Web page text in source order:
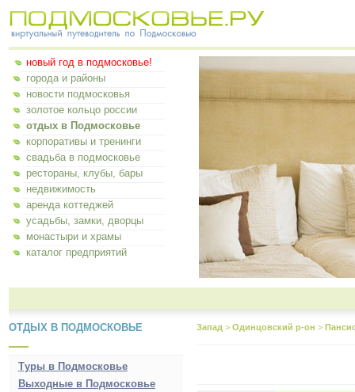
новый год в подмосковье!
города и районы
новости подмосковья
золотое кольцо россии
отдых в Подмосковье
корпоративы и тренинги
свадьба в подмосковье
рестораны, клубы, бары
недвижимость
аренда коттеджей
усадьбы, замки, дворцы
монастыри и храмы
каталог предприятий
ОТДЫХ В ПОДМОСКОВЬЕ
Туры в Подмосковье
Выходные в Подмосковье
Запад > Одинцовский р-он >